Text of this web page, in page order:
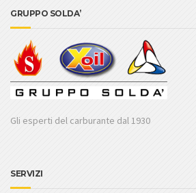
GRUPPO SOLDA’
Gli esperti del carburante dal 1930
SERVIZI